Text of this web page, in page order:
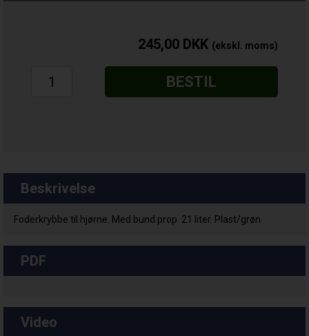
245,00 DKK
BESTIL
Beskrivelse
Foderkrybbe til hjørne. Med bund prop. 21 liter. Plast/grøn
PDF
Video